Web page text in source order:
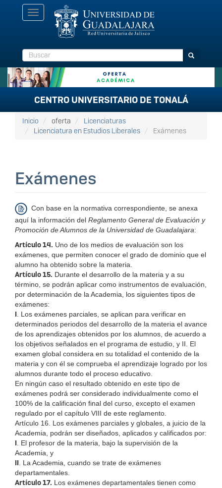
Toggle
navigation
Buscar Buscar
CENTRO UNIVERSITARIO DE TONALÁ
Inicio oferta
Licenciaturas
Licenciatura en Estudios Liberales
Exámenes
Exámenes
Con base en la normativa correspondiente, se anexa
aquí la información del Reglamento General de Evaluación y
Promoción de Alumnos de la Universidad de Guadalajara:
Artículo 14. Uno de los medios de evaluación son los
exámenes, que permiten conocer el grado de dominio que el
alumno ha obtenido sobre la materia.
Artículo 15. Durante el desarrollo de la materia y a su
término, se podrán aplicar como instrumentos de evaluación,
por determinación de la Academia, los siguientes tipos de
exámenes:
I . Los exámenes parciales, se aplican para verificar en
determinados periodos del desarrollo de la materia el avance
de los aprendizajes obtenidos por los alumnos, de acuerdo a
los objetivos señalados en el programa de estudio, y II. El
examen global considera en su totalidad el contenido de la
materia y con él se comprueba el aprendizaje logrado por los
alumnos durante todo el proceso educativo.
En ningún caso el resultado obtenido en este tipo de
exámenes podrá ser considerado individualmente como el
100% de la calificación final del curso, excepto el examen
regulado por el capítulo VIII de este reglamento.
Artículo 16. Los exámenes parciales y globales, a juicio de la
Academia, podrán ser diseñados, aplicados y calificados por:
I . El profesor de la materia, bajo la supervisión de la
Academia, y
II . La Academia, cuando se trate de exámenes
departamentales.
Artículo 17. Los exámenes departamentales tienen como